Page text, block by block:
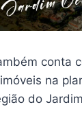
conta
na
do